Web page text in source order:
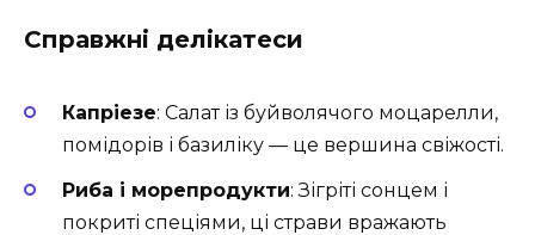
Справжні делікатеси
Капріезе: Салат із буйволячого моцарелли,
помідорів і базиліку — це вершина свіжості.
Риба і морепродукти: Зігріті сонцем і
покриті спеціями, ці страви вражають